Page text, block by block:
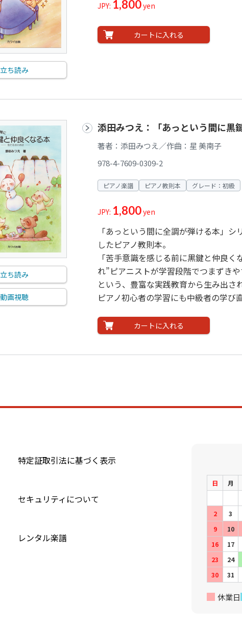
立ち読み
JPY: 1,800yen
カートに入れる
立ち読み
動画視聴
添田みつえ：「あっという間に黒
著者：添田みつえ／作曲：星 美南子
978-4-7609-0309-2
ピアノ楽譜 ピアノ教則本 グレード：初級
JPY: 1,800yen
「あっという間に全調が弾ける本」
したピアノ教則本。
「苦手意識を感じる前に黒鍵と仲良
れ”ピアニストが学習段階でつまずき
という、豊富な実践教育から生み出さ
ピアノ初心者の学習にも中級者の学び
カートに入れる
特定証取引法に基づく表示
セキュリティについて
レンタル楽譜
日 月
2
3
9
10
16
17
23
24
30
31
休業日